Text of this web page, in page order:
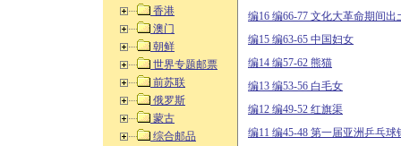
香港
澳门
朝鲜
世界专题邮票
前苏联
俄罗斯
蒙古
综合邮品
编16 编66-77 文化大革命期间出
编15 编63-65 中国妇女
编14 编57-62 熊猫
编13 编53-56 白毛女
编12 编49-52 红旗渠
编11 编45-48 第一届亚洲乒乓球